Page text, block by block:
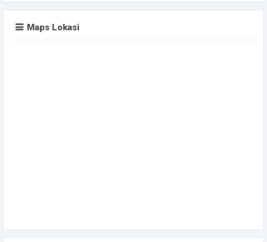
Maps Lokasi